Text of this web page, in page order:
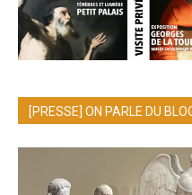
[PRESSE] ON PARLE DU